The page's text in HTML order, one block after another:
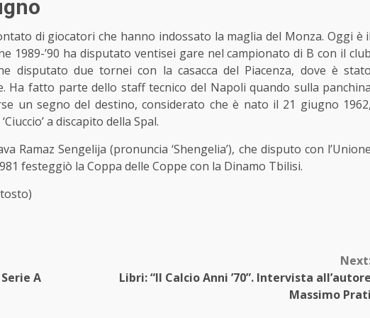
di giocatori che hanno indossato la maglia del Monza. Oggi è il
1989-’90 ha disputato ventisei gare nel campionato di B con il club
disputato due tornei con la casacca del Piacenza, dove è stato
Ha fatto parte dello staff tecnico del Napoli quando sulla panchina
un segno del destino, considerato che è nato il 21 giugno 1962,
a discapito della Spal.
Ramaz Sengelija (pronuncia ‘Shengelia’), che disputo con l’Unione
festeggiò la Coppa delle Coppe con la Dinamo Tbilisi.
A
Libri: “Il Calcio Anni ’70”. Intervista all’autore
Massimo Prati